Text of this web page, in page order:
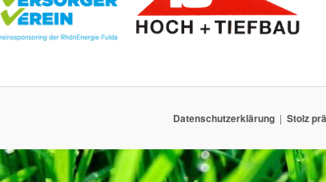
Datenschutzerklärung Stolz